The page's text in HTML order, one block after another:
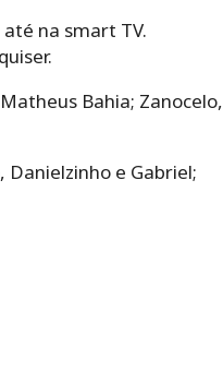
na smart TV.
Bahia; Zanocelo,
Danielzinho e Gabriel;